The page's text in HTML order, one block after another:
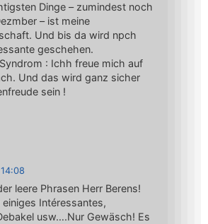
Dinge – zumindest noch
– ist meine
Und bis da wird npch
geschehen.
: Ichh freue mich auf
Und das wird ganz sicher
sein !
leere Phrasen Herr Berens!
Intéressantes,
usw….Nur Gewäsch! Es